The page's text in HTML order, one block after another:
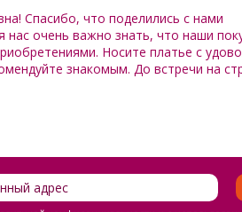
Спасибо, что поделились с нами
нас очень важно знать, что наши
Носите платье с
знакомым. До встречи на